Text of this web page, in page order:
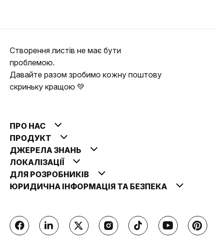
Створення листів не має бути
проблемою.
Давайте разом зробимо кожну поштову
скриньку кращою 💚
ПРО НАС
ПРОДУКТ
ДЖЕРЕЛА ЗНАНЬ
ЛОКАЛІЗАЦІЇ
ДЛЯ РОЗРОБНИКІВ
ЮРИДИЧНА ІНФОРМАЦІЯ ТА БЕЗПЕКА